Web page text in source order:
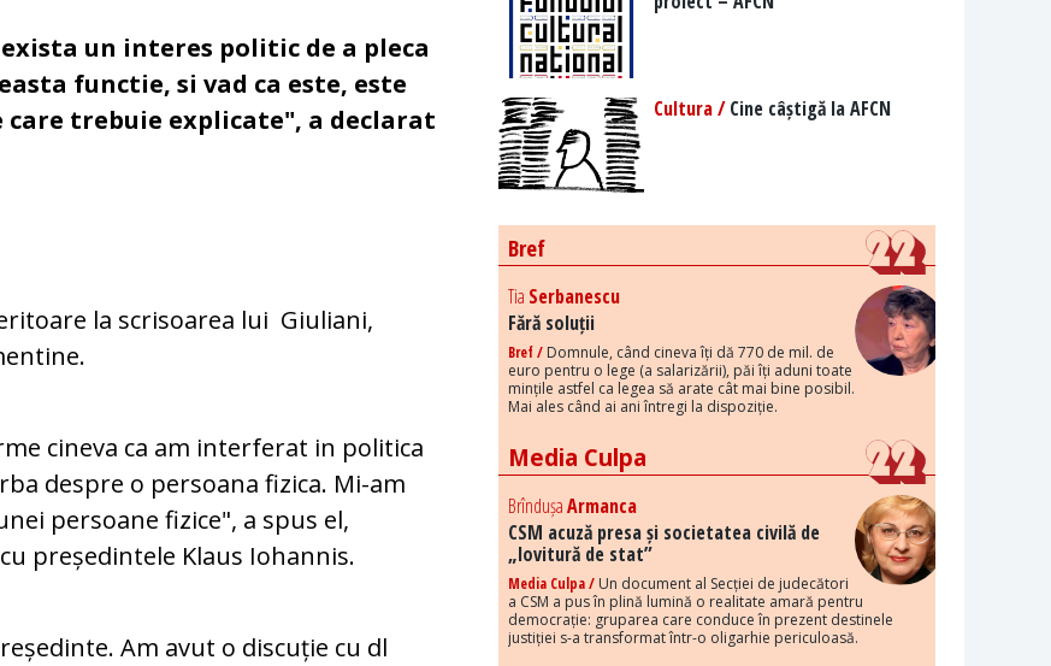
un interes politic de a pleca
functie, si vad ca este, este
trebuie explicate", a declarat
la scrisoarea lui Giuliani,
cineva ca am interferat in politica
despre o persoana fizica. Mi-am
persoane fizice", a spus el,
președintele Klaus Iohannis.
Am avut o discuție cu dl
Cultura /Cine câștigă la AFCN
Bref
Tia Serbanescu
Fără soluții
Bref / Domnule, când cineva îți dă 770 de mil. de
euro pentru o lege (a salarizării), păi îți aduni toate
mințile astfel ca legea să arate cât mai bine posibil.
Mai ales când ai ani întregi la dispoziție.
Media Culpa
BrîndușaArmanca
CSM acuză presa și societatea civilă de
„lovitură de stat”
Media Culpa / Un document al Secției de judecători
a CSM a pus în plină lumină o realitate amară pentru
democrație: gruparea care conduce în prezent destinele
justiției s-a transformat într-o oligarhie periculoasă.